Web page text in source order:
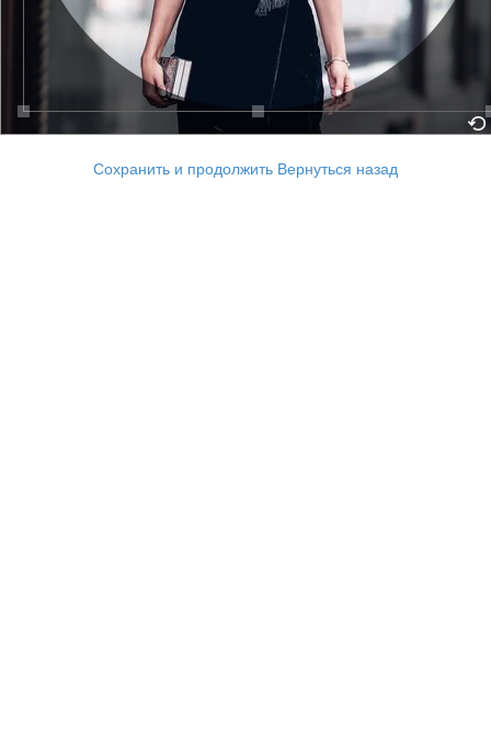
Сохранить и продолжить Вернуться назад